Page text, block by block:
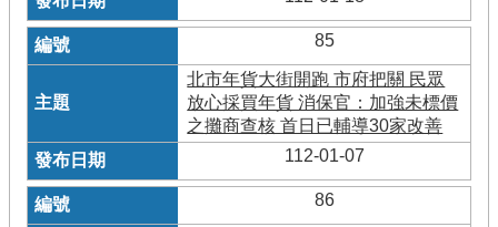
85
北市年貨大街開跑 市府把關 民眾
放心採買年貨 消保官：加強未標價
之攤商查核 首日已輔導30家改善
112-01-07
86